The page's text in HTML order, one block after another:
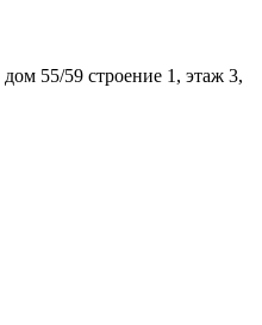
55/59 строение 1, этаж 3,